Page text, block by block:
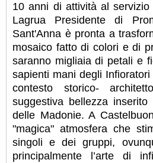
10 anni di attività al
Lagrua Presidente di
Sant'Anna è pronta a
mosaico fatto di colori e di
saranno migliaia di petali e
sapienti mani degli
contesto storico-
suggestiva bellezza
delle Madonie. A
"magica" atmosfera che
singoli e dei gruppi,
principalmente l’arte di